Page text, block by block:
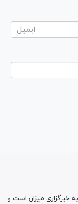
خبرگزاری میزان است و